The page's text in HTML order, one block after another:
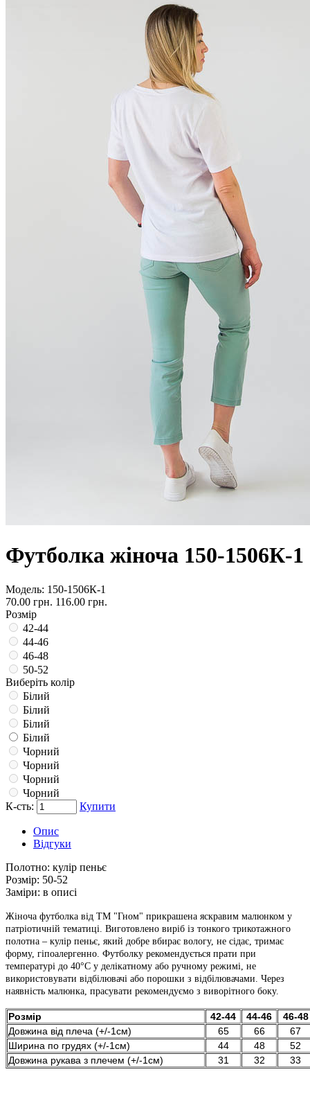
Футболка жіноча 150-1506К-1
Модель: 150-1506К-1
70.00 грн. 116.00 грн.
Розмір
42-44
44-46
46-48
50-52
Виберіть колір
Білий
Білий
Білий
Білий
Чорний
Чорний
Чорний
Чорний
К-сть:
Купити
Опис
Відгуки
Полотно: кулір пеньє
Розмір: 50-52
Заміри: в описі
Жіноча футболка від ТМ "Гном" прикрашена яскравим малюнком у
патріотичній тематиці. Виготовлено виріб із тонкого трикотажного
полотна – кулір пеньє, який добре вбирає вологу, не сідає, тримає
форму, гіпоалергенно. Футболку рекомендується прати при
температурі до 40°С у делікатному або ручному режимі, не
використовувати відбілювачі або порошки з відбілювачами. Через
наявність малюнка, прасувати рекомендуємо з виворітного боку.
Розмір 42-44 44-46
46-48
Довжина від плеча (+/-1см)
65 66
67
Ширина по грудях (+/-1см)
44 48
52
Довжина рукава з плечем (+/-1см)
31 32 33